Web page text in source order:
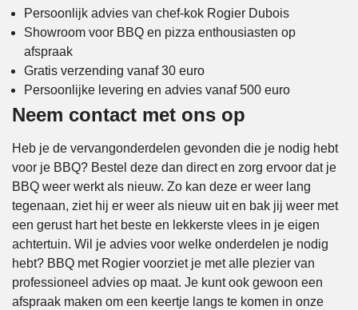
Persoonlijk advies van chef-kok Rogier Dubois
Showroom voor BBQ en pizza enthousiasten op
afspraak
Gratis verzending vanaf 30 euro
Persoonlijke levering en advies vanaf 500 euro
Neem contact met ons op
Heb je de vervangonderdelen gevonden die je nodig hebt
voor je BBQ? Bestel deze dan direct en zorg ervoor dat je
BBQ weer werkt als nieuw. Zo kan deze er weer lang
tegenaan, ziet hij er weer als nieuw uit en bak jij weer met
een gerust hart het beste en lekkerste vlees in je eigen
achtertuin. Wil je advies voor welke onderdelen je nodig
hebt? BBQ met Rogier voorziet je met alle plezier van
professioneel advies op maat. Je kunt ook gewoon een
afspraak maken om een keertje langs te komen in onze